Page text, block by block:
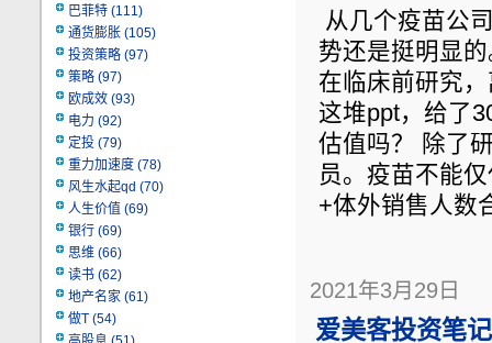
巴菲特 (111)
通货膨胀 (105)
投资策略 (97)
策略 (97)
欧成效 (93)
电力 (92)
定投 (79)
重力加速度 (78)
风生水起qd (70)
人生价值 (69)
银行 (69)
思维 (66)
读书 (62)
地产名家 (61)
做T (54)
从几个疫苗公
势还是挺明显
在临床前研究
这堆ppt，给了
估值吗？ 除了
员。疫苗不能
+体外销售人数
2021年3月29日
爱美客投资笔